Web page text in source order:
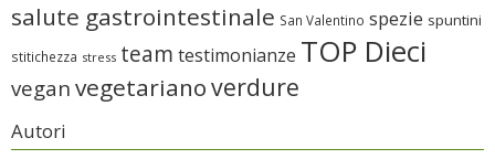
salute gastrointestinale San Valentino spezie spuntini
stitichezza stress team testimonianze TOP Dieci
vegan vegetarianoverdure
Autori